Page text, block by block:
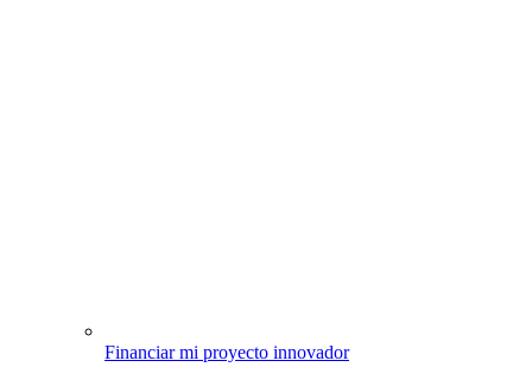
Financiar mi proyecto innovador